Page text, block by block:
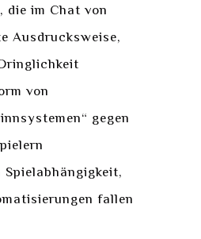
im Chat von
Ausdrucksweise,
von
gegen
fallen